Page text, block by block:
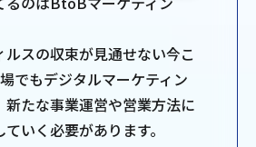
スの収束が見通せない今こ
でもデジタルマーケティン
新たな事業運営や営業方法に
いく必要があります。